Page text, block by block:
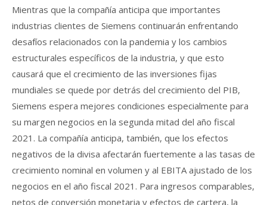
Mientras que la compañía anticipa que importantes
industrias clientes de Siemens continuarán enfrentando
desafíos relacionados con la pandemia y los cambios
estructurales específicos de la industria, y que esto
causará que el crecimiento de las inversiones fijas
mundiales se quede por detrás del crecimiento del PIB,
Siemens espera mejores condiciones especialmente para
su margen negocios en la segunda mitad del año fiscal
2021. La compañía anticipa, también, que los efectos
negativos de la divisa afectarán fuertemente a las tasas de
crecimiento nominal en volumen y al EBITA ajustado de los
negocios en el año fiscal 2021. Para ingresos comparables,
netos de conversión monetaria y efectos de cartera, la